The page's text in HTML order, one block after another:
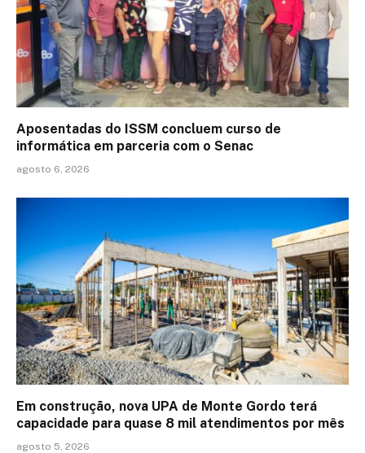
Aposentadas do ISSM concluem curso de
informática em parceria com o Senac
agosto 6, 2026
Em construção, nova UPA de Monte Gordo terá
capacidade para quase 8 mil atendimentos por mês
agosto 5, 2026